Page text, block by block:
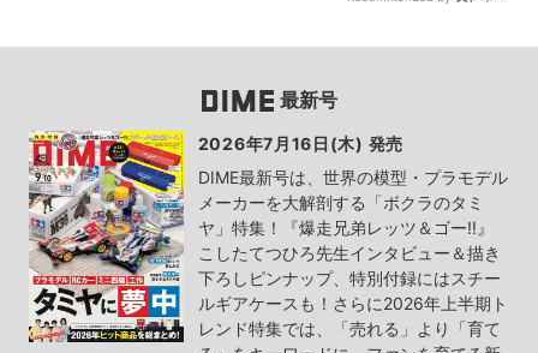
最新号
2026年7月16日(木) 発売
DIME最新号は、世界の模型・プラモデル
メーカーを大解剖する「ボクラのタミ
ヤ」特集！『爆走兄弟レッツ＆ゴー!!』
こしたてつひろ先生インタビュー＆描き
下ろしピンナップ、特別付録にはスチー
ルギアケースも！さらに2026年上半期ト
レンド特集では、「売れる」より「育て